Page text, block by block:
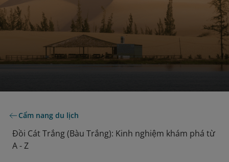
Cẩm nang du lịch
Đồi Cát Trắng (Bàu Trắng): Kinh nghiệm khám phá từ
A - Z